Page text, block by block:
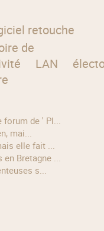
retouche
de
LAN
de ' Pl...
mai...
elle fait ...
Bretagne ...
s...